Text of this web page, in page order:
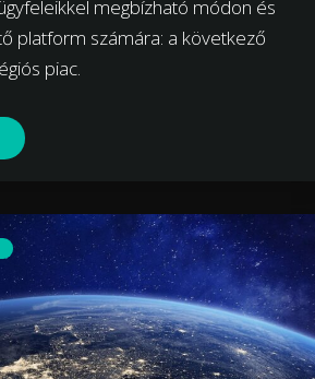
megbízható módon és
platform számára: a következő
piac.